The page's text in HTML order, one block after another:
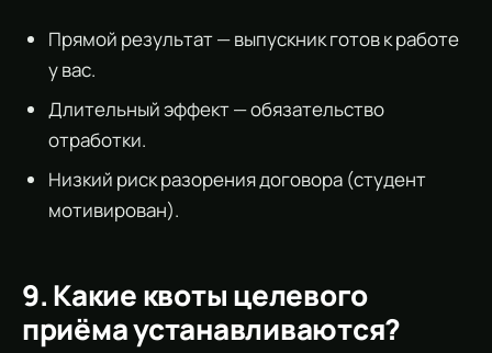
Прямой результат — выпускник готов к работе
у вас.
Длительный эффект — обязательство
отработки.
Низкий риск разорения договора (студент
мотивирован).
9. Какие квоты целевого
приёма устанавливаются?